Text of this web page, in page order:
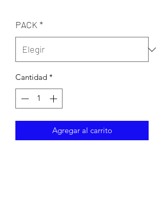
PACK *
Cantidad *
Agregar al carrito